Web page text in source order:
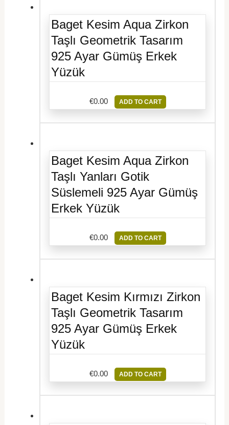
Baget Kesim Aqua Zirkon
Taşlı Geometrik Tasarım
925 Ayar Gümüş Erkek
Yüzük
€0.00 ADD TO CART
Baget Kesim Aqua Zirkon
Taşlı Yanları Gotik
Süslemeli 925 Ayar Gümüş
Erkek Yüzük
€0.00 ADD TO CART
Baget Kesim Kırmızı Zirkon
Taşlı Geometrik Tasarım
925 Ayar Gümüş Erkek
Yüzük
€0.00 ADD TO CART